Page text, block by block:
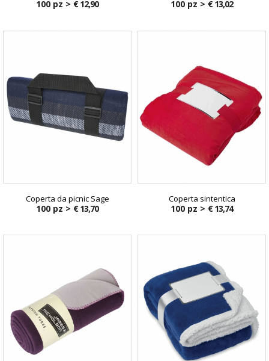
100 pz > € 12,90 100 pz > € 13,02
Coperta da picnic Sage
100 pz > € 13,70
Coperta sintentica
100 pz > € 13,74